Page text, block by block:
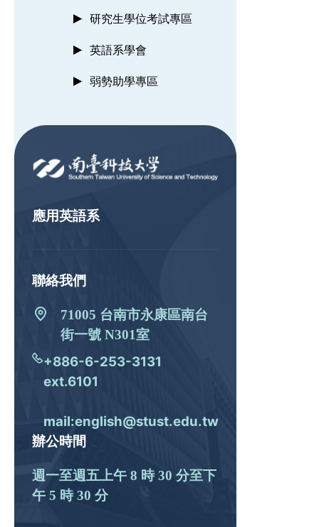
研究生學位考試專區
英語系學會
弱勢助學專區
應用英語系
聯絡我們
71005 台南市永康區南台
街一號 N301室
+886-6-253-3131
ext.6101
mail:english@stust.edu.tw
辦公時間
週一至週五上午 8 時 30 分至下
午 5 時 30 分